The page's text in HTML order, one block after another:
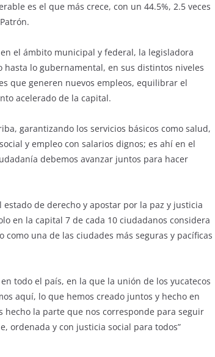
es el que más crece, con un 44.5%, 2.5 veces
el ámbito municipal y federal, la legisladora
lo gubernamental, en sus distintos niveles
que generen nuevos empleos, equilibrar el
acelerado de la capital.
garantizando los servicios básicos como salud,
y empleo con salarios dignos; es ahí en el
debemos avanzar juntos para hacer
de derecho y apostar por la paz y justicia
en la capital 7 de cada 10 ciudadanos considera
una de las ciudades más seguras y pacíficas
todo el país, en la que la unión de los yucatecos
aquí, lo que hemos creado juntos y hecho en
hecho la parte que nos corresponde para seguir
ordenada y con justicia social para todos”